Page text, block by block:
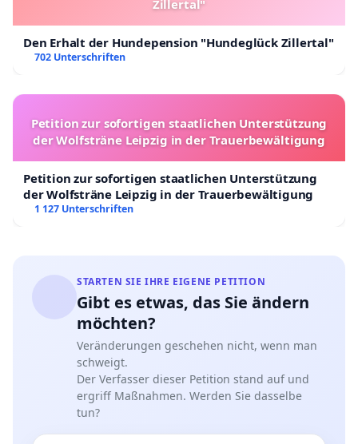
Zillertal"
Den Erhalt der Hundepension "Hundeglück Zillertal"
702 Unterschriften
Petition zur sofortigen staatlichen Unterstützung
der Wolfsträne Leipzig in der Trauerbewältigung
Petition zur sofortigen staatlichen Unterstützung
der Wolfsträne Leipzig in der Trauerbewältigung
1 127 Unterschriften
STARTEN SIE IHRE EIGENE PETITION
Gibt es etwas, das Sie ändern
möchten?
Veränderungen geschehen nicht, wenn man
schweigt.
Der Verfasser dieser Petition stand auf und
ergriff Maßnahmen. Werden Sie dasselbe
tun?